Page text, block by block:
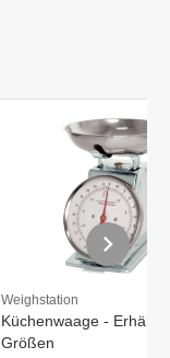
Weighstation
Küchenwaage -
Größen